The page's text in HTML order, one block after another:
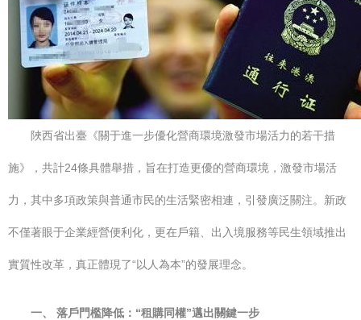
陜西省出臺《關于進一步優化營商環境激發市場活力的若干措
施》，共計24條具體舉措，旨在打造更優的營商環境，激發市場活
力，其中多項政策與普通市民的生活緊密相連，引發廣泛關注。新政
不僅著眼于企業經營便利化，更在戶籍、出入境服務等民生領域推出
實質性改革，真正體現了“以人為本”的發展理念。
一、 落戶門檻降低：“租購同權”邁出關鍵一步